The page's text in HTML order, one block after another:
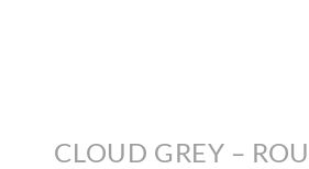
CLOUD GREY –